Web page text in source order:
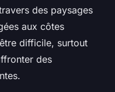
des paysages
aux côtes
difficile, surtout
des